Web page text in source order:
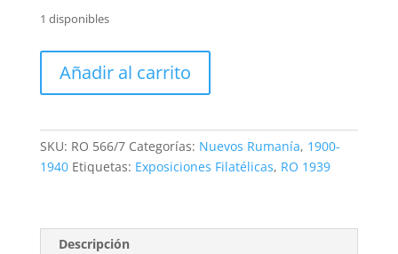
1 disponibles
566/7.
de
Nueva
**1939
Añadir al carrito
SKU: RO 566/7 Categorías: Nuevos Rumanía, 1900-
1940 Etiquetas: Exposiciones Filatélicas, RO 1939
Descripción